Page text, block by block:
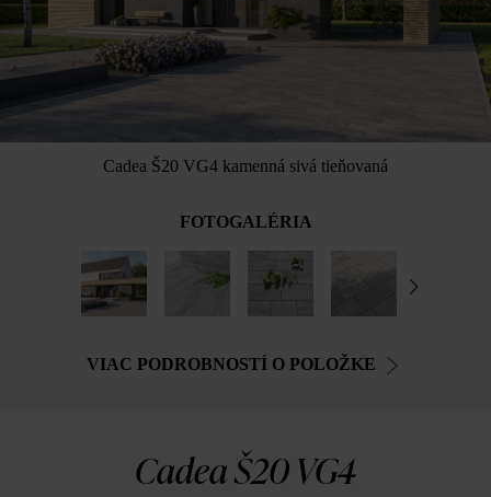
Cadea Š20 VG4 kamenná sivá tieňovaná
FOTOGALÉRIA
VIAC PODROBNOSTÍ O POLOŽKE
Cadea Š20 VG4